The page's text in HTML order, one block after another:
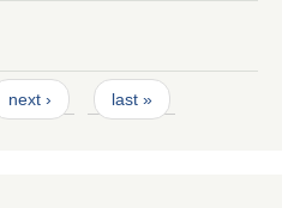
next › last »